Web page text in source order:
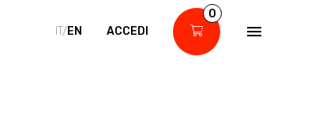
IT/EN ACCEDI
0